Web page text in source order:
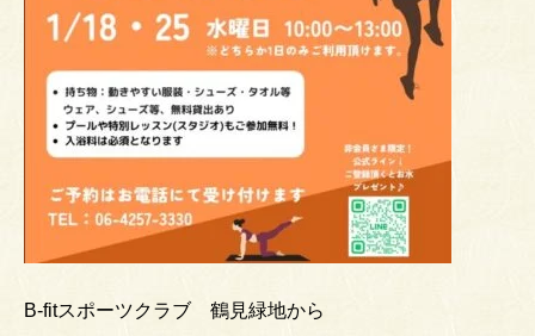
B-fitスポーツクラブ 鶴見緑地から